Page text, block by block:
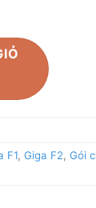
F1, Giga F2, Gói